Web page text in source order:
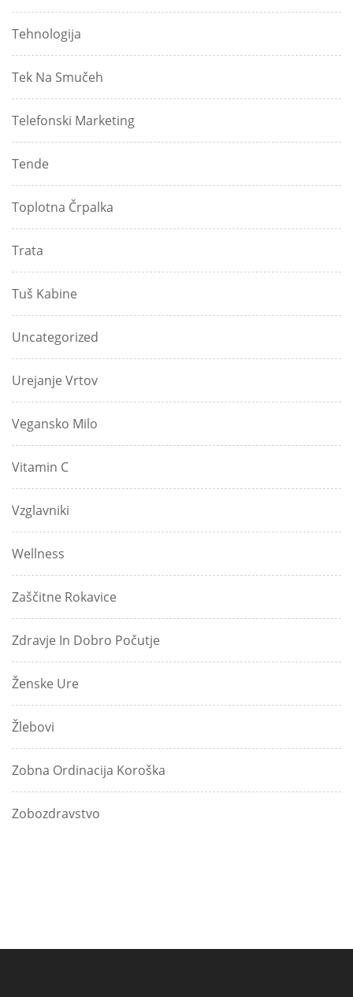
Tehnologija
Tek Na Smučeh
Telefonski Marketing
Tende
Toplotna Črpalka
Trata
Tuš Kabine
Uncategorized
Urejanje Vrtov
Vegansko Milo
Vitamin C
Vzglavniki
Wellness
Zaščitne Rokavice
Zdravje In Dobro Počutje
Ženske Ure
Žlebovi
Zobna Ordinacija Koroška
Zobozdravstvo